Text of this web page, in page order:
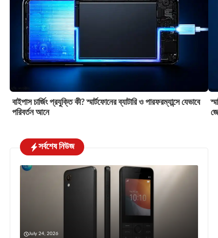
বাইপাস চার্জিং প্রযুক্তি কী? স্মার্টফোনের ব্যাটারি ও পারফরম্যান্সে যেভাবে
পরিবর্তন আনে
সর্বশেষ নিউজ
July 24, 2026